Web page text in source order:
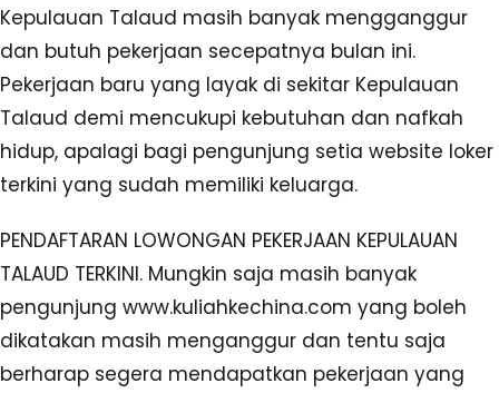
Kepulauan Talaud masih banyak mengganggur
dan butuh pekerjaan secepatnya bulan ini.
Pekerjaan baru yang layak di sekitar Kepulauan
Talaud demi mencukupi kebutuhan dan nafkah
hidup, apalagi bagi pengunjung setia website loker
terkini yang sudah memiliki keluarga.
PENDAFTARAN LOWONGAN PEKERJAAN KEPULAUAN
TALAUD TERKINI. Mungkin saja masih banyak
pengunjung www.kuliahkechina.com yang boleh
dikatakan masih menganggur dan tentu saja
berharap segera mendapatkan pekerjaan yang